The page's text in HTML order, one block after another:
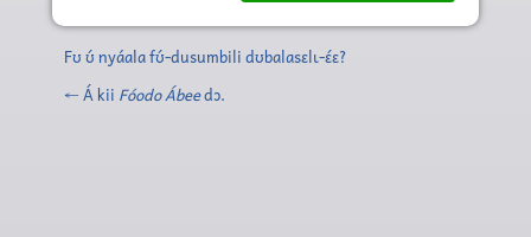
Fʊ ʊ́ nyáala fʊ́-dusumbili dʊbalasɛlɩ-ɛ́ɛ?
← Á kii Fóodo Ábeedɔ.